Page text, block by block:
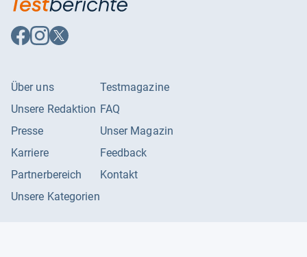
Auf
Facebook
Auf
Instagram
Auf
X
Über uns
Unsere Redaktion
Presse
Karriere
Partnerbereich
Unsere Kategorien
Testmagazine
FAQ
Unser Magazin
Feedback
Kontakt